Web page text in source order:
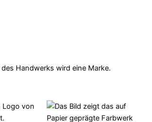
Handwerks wird eine Marke.